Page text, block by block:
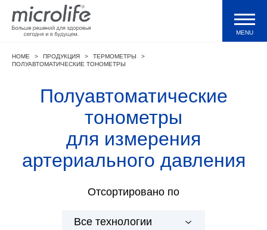
Продукция
Тонометры WatchBP
Валидации и клинические исследования
MENU
HOME > ПРОДУКЦИЯ > ТЕРМОМЕТРЫ
>
ПОЛУАВТОМАТИЧЕСКИЕ ТОНОМЕТРЫ
Полуавтоматические
тонометры
для измерения
артериального давления
Отсортировано по